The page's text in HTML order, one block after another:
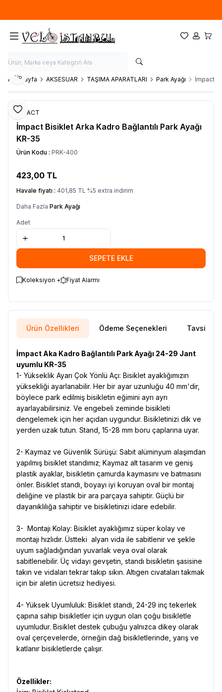
Favorilerim
Hesabım
Ana Sayfa AKSESUAR TAŞIMA APARATLARI Park Ayağı İmpact
Favoriye Ekle
Paylaş
IMPACT
İmpact Bisiklet Arka Kadro Bağlantılı Park Ayağı
KR-35
Ürün Kodu : PRK-400
423,00 TL
Havale fiyatı : 401,85 TL %5 extra indirim
Daha Fazla Park Ayağı
Adet
SEPETE EKLE
Koleksiyon + Fiyat Alarmı
Ürün Özellikleri Ödeme Seçenekleri Tavsiye Et
İmpact Aka Kadro Bağlantılı Park Ayağı 24-29 Jant
uyumlu KR-35
1- Yükseklik Ayarı Çok Yönlü Açı: Bisiklet ayaklığımızın
yüksekliği ayarlanabilir. Her bir ayar uzunluğu 40 mm'dir,
böylece park edilmiş bisikletin eğimini ayrı ayrı
ayarlayabilirsiniz. Ve engebeli zeminde bisikleti
dengelemek için her açıdan uygundur. Bisikletinizi dik ve
yerden uzak tutun. Stand, 15-28 mm boru çaplarına uyar.
2- Kaymaz ve Güvenlik Sürüşü: Sabit alüminyum alaşımdan
yapılmış bisiklet standımız; Kaymaz alt tasarım ve geniş
plastik ayaklar, bisikletin çamurda kaymasını ve batmasını
önler. Bisiklet standı, boyayı iyi koruyan oval bir montaj
deliğine ve plastik bir ara parçaya sahiptir. Güçlü bir
dayanıklılığa sahiptir ve bisikletinizi idare edebilir.
3- Montajı Kolay: Bisiklet ayaklığımız süper kolay ve
montajı hızlıdır. Üstteki alyan vida ile sabitlenir ve şekle
uyum sağladığından yuvarlak veya oval olarak
sabitlenebilir. Üç vidayı gevşetin, standı bisikletin şasisine
takın ve vidaları tekrar takıp sıkın. Altıgen cıvataları takmak
için bir aletin ücretsiz hediyesi.
4- Yüksek Uyumluluk: Bisiklet standı, 24-29 inç tekerlek
çapına sahip bisikletler için uygun olan çoğu bisikletle
uyumludur. Bisiklet destek çubuğu yalnızca dikey olarak
oval çerçevelerde, örneğin dağ bisikletlerinde, yarış ve
katlanır bisikletlerde çalışır.
Özellikler: